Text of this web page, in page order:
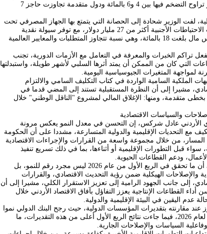
ومستقرة جدا مقارنة بدول جوار تراوح التضخم فيها بين 4 و6 بالمائة ودول متقدمة تجاوزت حاجز 7
لفت الوزير شحادة إلى الحصانة التي يتمتع بها الجهاز المصرفي تحت
إدارة البنك المركزي؛ حيث بلغت الاحتياطات الأجنبية أكثر من 27 مليار دولار، مع توفر سيولة نقدية
ممتازة، وتسجيل نسبة كفاية رأس مال بلغت 18 بالمائة، وهي نسبة تتجاوز المتطلبات والمعايير العالمية
تراكم الخبرات والمعرفة في التعامل مع الأزمات الدورية، تجنب
التي كان من الممكن أن يمتد أثرها السلبي لأشهر طويلة، واستبدلتها
لمواجهة المتغيرات الجيوسياسية اليومية.
الملكية السامية الواردة في كتاب التكليف السامي والالتزام
مشيرا إلى أن النظرة المستقبلية تستند إلى المضي قدما في
متقدمة، ومنها: الإغلاق المالي لمشروع "الناقل الوطني" خلال
والسياسات الاقتصادية
الأردني عادل شركس، إن التحسن في معدل النمو يعكس مرونة
مع التحديات الإقليمية والدولية المتسارعة، مشددا على أن الحكومة
من خلال مجموعة واسعة من القرارات والإجراءات الاقتصادية
سواء قبل التطورات الإقليمية أو أثناءها، بما في ذلك تسريع تنفيذ
ودعم القطاعات الحيوية.
وأكد شركس في تصريح صحفي أن ما تحقق في الربع الأول من عام 2026 ليس مجرد رقم للنمو، بل
والإصلاحات الهيكلية ضمن رؤية التحديث الاقتصادي، والقرارات
إلى جانب الجهود الرامية إلى تعزيز الاستقرار الكلي، مشيرا إلى أن
القطاعات الإنتاجية يعزز التفاؤل بآفاق الاقتصاد الأردني خلال
عدم اليقين في البيئة الإقليمية والدولية.
عند مقارنته بتقديرات المؤسسات الدولية، حيث رجح البنك الدولي نموا
للاقتصاد الأردني بنحو 2.6 بالمائة لعام 2026، فيما جاءت نتائج الربع الأول أعلى من هذه التقديرات، ما
السياسات والإصلاحات الجارية.